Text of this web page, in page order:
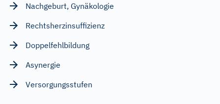
Nachgeburt, Gynäkologie
Rechtsherzinsuffizienz
Doppelfehlbildung
Asynergie
Versorgungsstufen